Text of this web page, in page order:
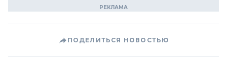
ПОДЕЛИТЬСЯ НОВОСТЬЮ